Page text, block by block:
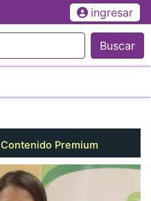
ingresar
Buscar
Contenido Premium